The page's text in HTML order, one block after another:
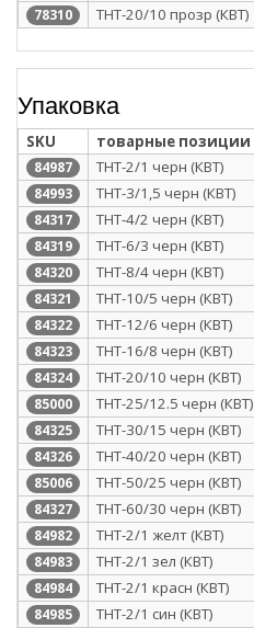
78310 ТНТ-20/10 прозр (КВТ)
Упаковка
SKU товарные позиции
84987 ТНТ-2/1 черн (КВТ)
84993 ТНТ-3/1,5 черн (КВТ)
84317 ТНТ-4/2 черн (КВТ)
84319 ТНТ-6/3 черн (КВТ)
84320 ТНТ-8/4 черн (КВТ)
84321 ТНТ-10/5 черн (КВТ)
84322 ТНТ-12/6 черн (КВТ)
84323 ТНТ-16/8 черн (КВТ)
84324 ТНТ-20/10 черн (КВТ)
85000 ТНТ-25/12.5 черн (КВТ)
84325 ТНТ-30/15 черн (КВТ)
84326 ТНТ-40/20 черн (КВТ)
85006 ТНТ-50/25 черн (КВТ)
84327 ТНТ-60/30 черн (КВТ)
84982 ТНТ-2/1 желт (КВТ)
84983 ТНТ-2/1 зел (КВТ)
84984 ТНТ-2/1 красн (КВТ)
84985 ТНТ-2/1 син (КВТ)